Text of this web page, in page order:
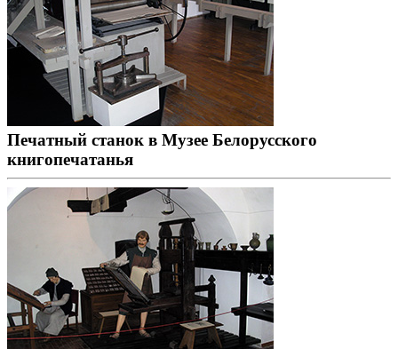
Печатный станок в Музее Белорусского
книгопечатанья